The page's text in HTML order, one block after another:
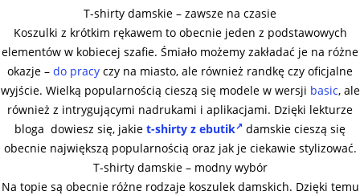
T-shirty damskie – zawsze na czasie
Koszulki z krótkim rękawem to obecnie jeden z podstawowych
elementów w kobiecej szafie. Śmiało możemy zakładać je na różne
okazje – do pracy czy na miasto, ale również randkę czy oficjalne
wyjście. Wielką popularnością cieszą się modele w wersji basic, ale
również z intrygującymi nadrukami i aplikacjami. Dzięki lekturze
bloga dowiesz się, jakie t-shirty z ebutik
damskie cieszą się
obecnie największą popularnością oraz jak je ciekawie stylizować.
T-shirty damskie – modny wybór
Na topie są obecnie różne rodzaje koszulek damskich. Dzięki temu